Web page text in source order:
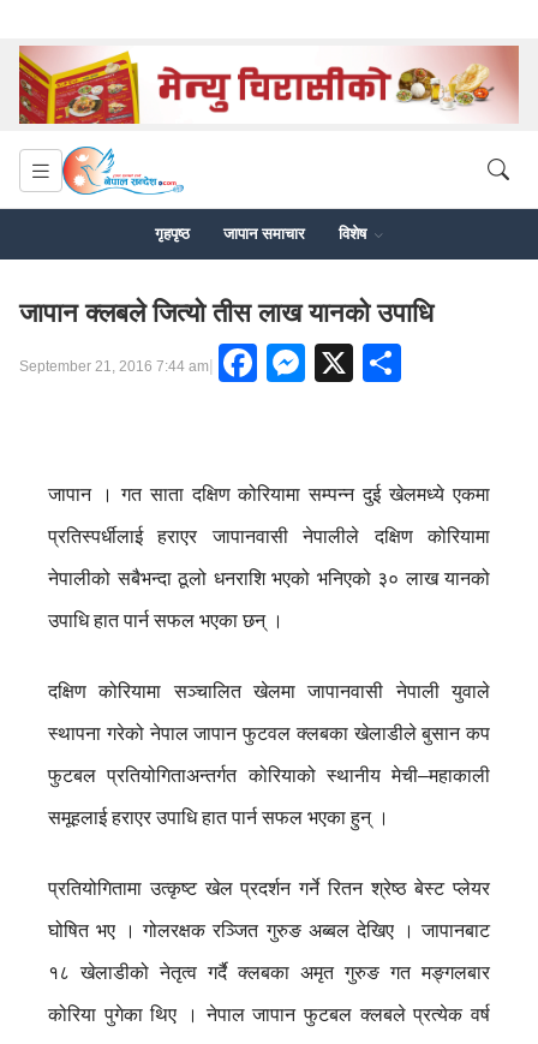
गृहपृष्ठ जापान समाचार विशेष
जापान क्लबले जित्यो तीस लाख यानको उपाधि
September 21, 2016 7:44 am| Facebook
Messenger
X
जापान । गत साता दक्षिण कोरियामा सम्पन्न दुई खेलमध्ये एकमा
प्रतिस्पर्धीलाई हराएर जापानवासी नेपालीले दक्षिण कोरियामा
नेपालीको सबैभन्दा ठूलो धनराशि भएको भनिएको ३० लाख यानको
उपाधि हात पार्न सफल भएका छन् ।
दक्षिण कोरियामा सञ्चालित खेलमा जापानवासी नेपाली युवाले
स्थापना गरेको नेपाल जापान फुटवल क्लबका खेलाडीले बुसान कप
फुटबल प्रतियोगिताअन्तर्गत कोरियाको स्थानीय मेची–महाकाली
समूहलाई हराएर उपाधि हात पार्न सफल भएका हुन् ।
प्रतियोगितामा उत्कृष्ट खेल प्रदर्शन गर्ने रितन श्रेष्ठ बेस्ट प्लेयर
घोषित भए । गोलरक्षक रञ्जित गुरुङ अब्बल देखिए । जापानबाट
१८ खेलाडीको नेतृत्व गर्दै क्लबका अमृत गुरुङ गत मङ्गलबार
कोरिया पुगेका थिए । नेपाल जापान फुटबल क्लबले प्रत्येक वर्ष